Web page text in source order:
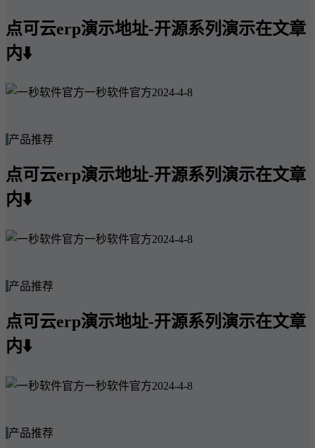
点可云erp演示地址-开源系列演示在文章
内⬇️
一秒软件官方2024-4-8
产品推荐
点可云erp演示地址-开源系列演示在文章
内⬇️
一秒软件官方2024-4-8
产品推荐
点可云erp演示地址-开源系列演示在文章
内⬇️
一秒软件官方2024-4-8
产品推荐